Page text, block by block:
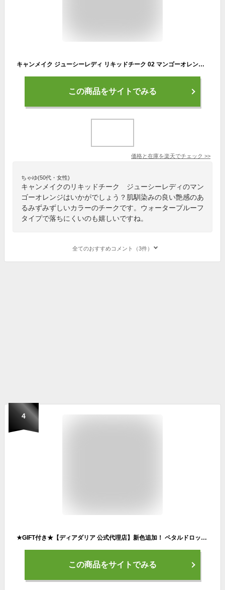
キャンメイク ジューシーレディ リキッドチーク 02 マンゴーオレンジ 4.0g
この商品をサイトでみる
価格と在庫を楽天でチェック >>
ちゃゆ(50代・女性)
キャンメイクのリキッドチーク ジューシーレディのマン
ゴーオレンジはいかがでしょう？肌馴染みの良い艶感のあ
るみずみずしいカラーのチークです。ウォータープルーフ
タイプで落ちにくいのも嬉しいですね。
全てのおすすめコメント（3件）
4
★GIFT付き★【ディアダリア 公式代理店】新色追加！ ペタルドロップリキッドブラッシャー dear dahlia Petal Drop Liquid Blush 韓国コスメ ベストセラー ブルーミングエディション リキッドチーク ディアダリア チーク 最強翌日配送 送料無料
この商品をサイトでみる